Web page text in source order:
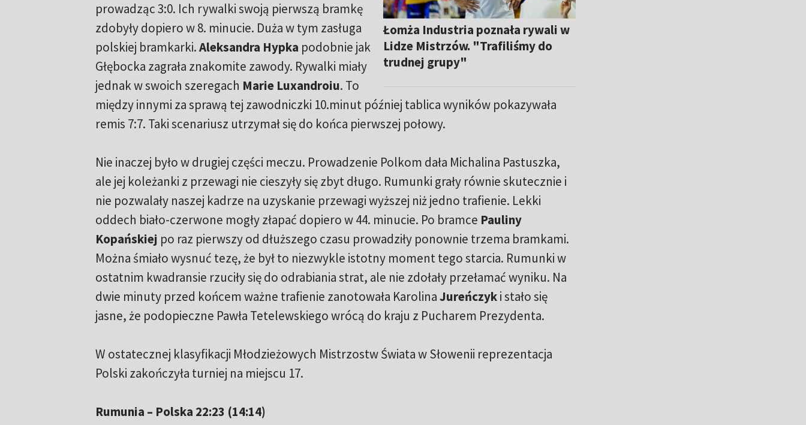
Łomża Industria poznała rywali w
Lidze Mistrzów. "Trafiliśmy do
trudnej grupy"
prowadząc 3:0. Ich rywalki swoją pierwszą bramkę
zdobyły dopiero w 8. minucie. Duża w tym zasługa
polskiej bramkarki.Aleksandra Hypka podobnie jak
Głębocka zagrała znakomite zawody. Rywalki miały
jednak w swoich szeregach Marie Luxandroiu. To
między innymi za sprawą tej zawodniczki 10.minut później tablica wyników pokazywała
remis 7:7. Taki scenariusz utrzymał się do końca pierwszej połowy.
Nie inaczej było w drugiej części meczu. Prowadzenie Polkom dała Michalina Pastuszka,
ale jej koleżanki z przewagi nie cieszyły się zbyt długo. Rumunki grały równie skutecznie i
nie pozwalały naszej kadrze na uzyskanie przewagi wyższej niż jedno trafienie. Lekki
oddech biało-czerwone mogły złapać dopiero w 44. minucie. Po bramce Pauliny
Kopańskiej po raz pierwszy od dłuższego czasu prowadziły ponownie trzema bramkami.
Można śmiało wysnuć tezę, że był to niezwykle istotny moment tego starcia. Rumunki w
ostatnim kwadransie rzuciły się do odrabiania strat, ale nie zdołały przełamać wyniku. Na
dwie minuty przed końcem ważne trafienie zanotowała KarolinaJureńczyki stało się
jasne, że podopieczne Pawła Tetelewskiego wrócą do kraju z Pucharem Prezydenta.
W ostatecznej klasyfikacji Młodzieżowych Mistrzostw Świata w Słowenii reprezentacja
Polski zakończyła turniej na miejscu 17.
Rumunia – Polska 22:23 (14:14)